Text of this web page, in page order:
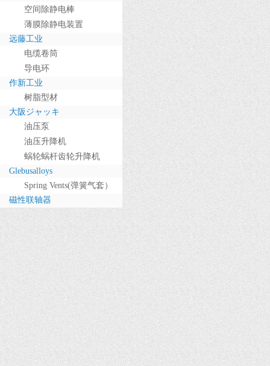
空间除静电棒
薄膜除静电装置
远藤工业
电缆卷筒
导电环
作新工业
树脂型材
大阪ジャッキ
油压泵
油压升降机
蜗轮蜗杆齿轮升降机
Glebusalloys
Spring Vents(弹簧气套）
磁性联轴器